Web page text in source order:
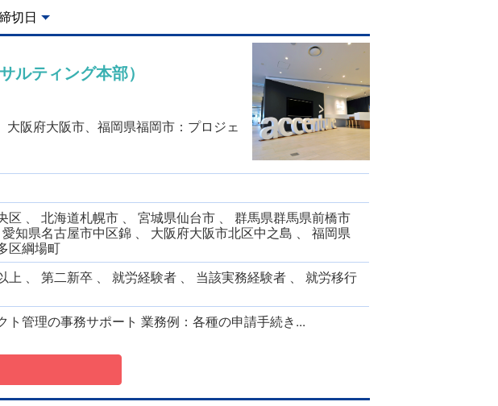
切日
ルティング本部）
阪府大阪市、福岡県福岡市：プロジェ
区 、 北海道札幌市 、 宮城県仙台市 、 群馬県群馬県前橋市
知県名古屋市中区錦 、 大阪府大阪市北区中之島 、 福岡県
区綱場町
上 、 第二新卒 、 就労経験者 、 当該実務経験者 、 就労移行
ト管理の事務サポート 業務例：各種の申請手続き...